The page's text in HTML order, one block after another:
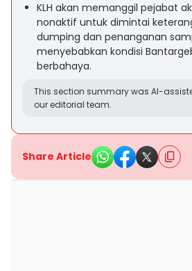
KLH akan memanggil pejabat
nonaktif untuk dimintai
dumping dan penanganan
menyebabkan kondisi
berbahaya.
This section summary was AI-
our editorial team.
Share Article